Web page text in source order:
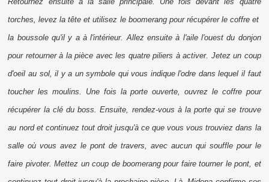
torches, levez la tête et utilisez le boomerang pour récupérer le coffre et
la boussole qu'il y a à l'intérieur. Allez ensuite à l'aile l'ouest du donjon
pour retourner à la pièce avec les quatre piliers à activer. Jetez un coup
d'oeil au sol, il y a un symbole qui vous indique l'odre dans lequel il faut
toucher les moulins. Une fois la porte ouverte, ouvrez le coffre pour
récupérer la clé duboss . Ensuite, rendez-vous à la porte qui se trouve
au nord et continuez tout droit jusqu'à ce que vous vous trouviez dans la
salle où vous avez le pont de travers, avec aucun qui souffle pour le
faire pivoter. Mettez un coup de boomerang pour faire tourner le pont, et